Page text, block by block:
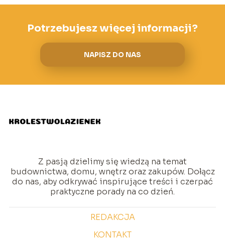
Potrzebujesz więcej informacji?
NAPISZ DO NAS
Z pasją dzielimy się wiedzą na temat
budownictwa, domu, wnętrz oraz zakupów. Dołącz
do nas, aby odkrywać inspirujące treści i czerpać
praktyczne porady na co dzień.
REDAKCJA
KONTAKT